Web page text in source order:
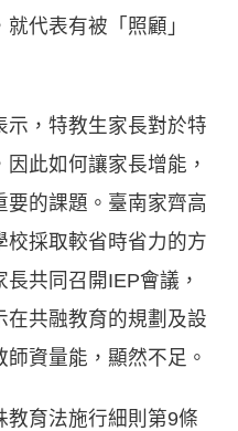
代表有被「照顧」
示，特教生家長對於特
此如何讓家長增能，
的課題。臺南家齊高
校採取較省時省力的方
共同召開IEP會議，
在共融教育的規劃及設
資量能，顯然不足。
教育法施行細則第9條